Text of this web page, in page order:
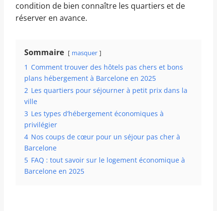
condition de bien connaître les quartiers et de
réserver en avance.
Sommaire masquer
1 Comment trouver des hôtels pas chers et bons
plans hébergement à Barcelone en 2025
2 Les quartiers pour séjourner à petit prix dans la
ville
3 Les types d’hébergement économiques à
privilégier
4 Nos coups de cœur pour un séjour pas cher à
Barcelone
5 FAQ : tout savoir sur le logement économique à
Barcelone en 2025